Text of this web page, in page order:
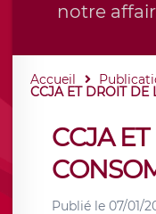
notre
Accueil
CCJA ET DROIT
CCJA
Publié le 07/01/